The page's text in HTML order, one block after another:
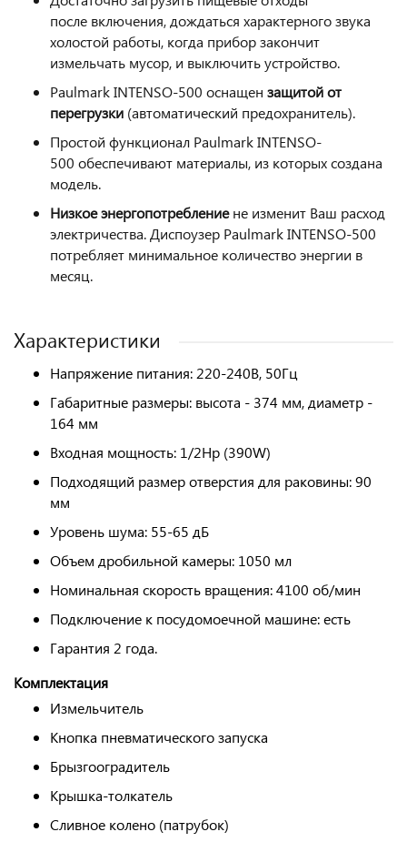
после включения, дождаться характерного звука
холостой работы, когда прибор закончит
измельчать мусор, и выключить устройство.
Paulmark INTENSO-500 оснащен защитой от
перегрузки (автоматический предохранитель).
Простой функционал Paulmark INTENSO-
500 обеспечивают материалы, из которых создана
модель.
Низкое энергопотреблениене изменит Ваш расход
электричества. Диспоузер Paulmark INTENSO-500
потребляет минимальное количество энергии в
месяц.
Характеристики
Напряжение питания: 220-240В, 50Гц
Габаритные размеры: высота - 374 мм, диаметр -
164 мм
Входная мощность: 1/2Hp (390W)
Подходящий размер отверстия для раковины: 90
мм
Уровень шума: 55-65 дБ
Объем дробильной камеры: 1050 мл
Номинальная скорость вращения: 4100 об/мин
Подключение к посудомоечной машине: есть
Гарантия 2 года.
Комплектация
Измельчитель
Кнопка пневматического запуска
Брызгооградитель
Крышка-толкатель
Сливное колено (патрубок)